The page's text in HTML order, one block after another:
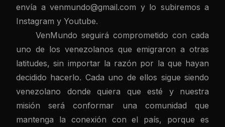
envía a venmundo@gmail.com y lo subiremos a
Instagram y Youtube.
VenMundo seguirá comprometido con cada
uno de los venezolanos que emigraron a otras
latitudes, sin importar la razón por la que hayan
decidido hacerlo. Cada uno de ellos sigue siendo
venezolano donde quiera que esté y nuestra
misión será conformar una comunidad que
mantenga la conexión con el país, porque es